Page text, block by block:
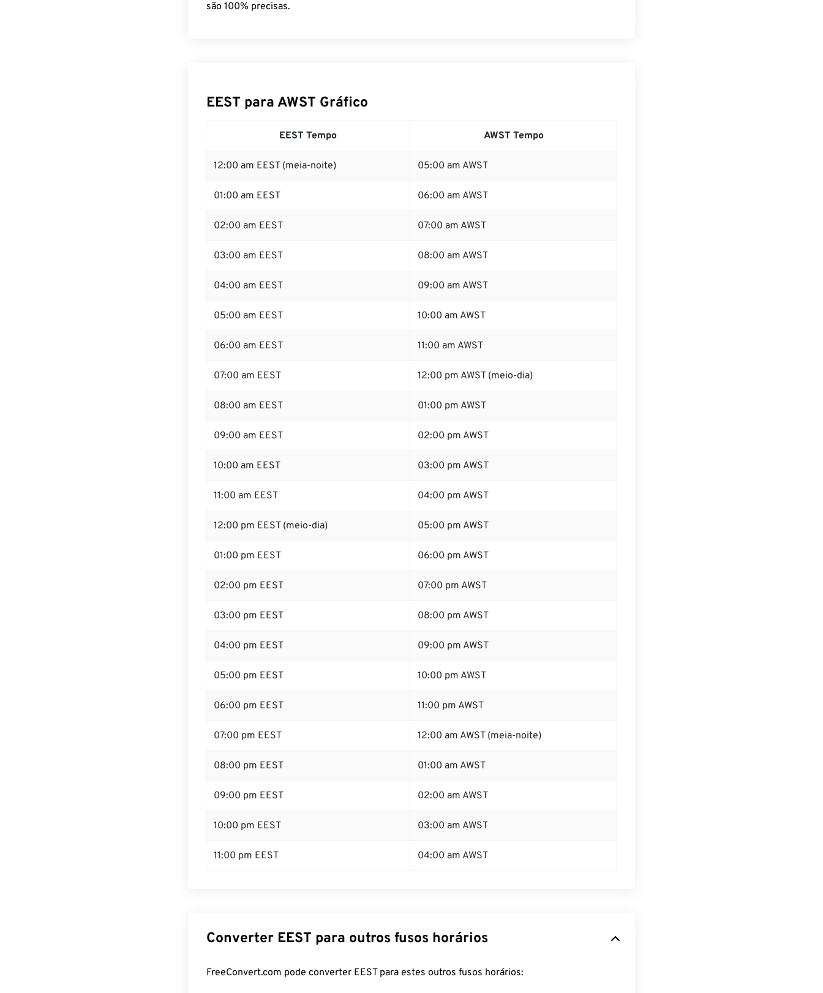
são 100% precisas.
EEST para AWST Gráfico
EEST Tempo AWST Tempo
12:00 am EEST (meia-noite) 05:00 am AWST
01:00 am EEST 06:00 am AWST
02:00 am EEST 07:00 am AWST
03:00 am EEST 08:00 am AWST
04:00 am EEST 09:00 am AWST
05:00 am EEST 10:00 am AWST
06:00 am EEST 11:00 am AWST
07:00 am EEST 12:00 pm AWST (meio-dia)
08:00 am EEST 01:00 pm AWST
09:00 am EEST 02:00 pm AWST
10:00 am EEST 03:00 pm AWST
11:00 am EEST 04:00 pm AWST
12:00 pm EEST (meio-dia) 05:00 pm AWST
01:00 pm EEST 06:00 pm AWST
02:00 pm EEST 07:00 pm AWST
03:00 pm EEST 08:00 pm AWST
04:00 pm EEST 09:00 pm AWST
05:00 pm EEST 10:00 pm AWST
06:00 pm EEST 11:00 pm AWST
07:00 pm EEST 12:00 am AWST (meia-noite)
08:00 pm EEST 01:00 am AWST
09:00 pm EEST 02:00 am AWST
10:00 pm EEST 03:00 am AWST
11:00 pm EEST 04:00 am AWST
Converter EEST para outros fusos horários
FreeConvert.com pode converter EEST para estes outros fusos horários: